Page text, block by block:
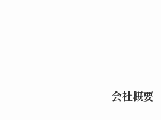
会社概要